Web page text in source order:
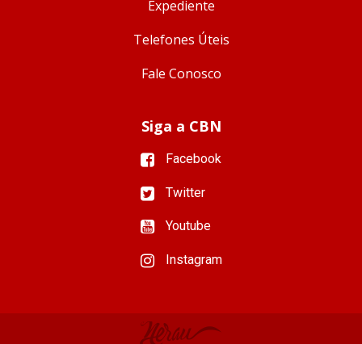
Expediente
Telefones Úteis
Fale Conosco
Siga a CBN
Facebook
Twitter
Youtube
Instagram